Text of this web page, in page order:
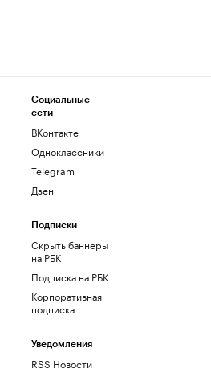
Социальные
сети
ВКонтакте
Одноклассники
Telegram
Дзен
Подписки
Скрыть баннеры
на РБК
Подписка на РБК
Корпоративная
подписка
Уведомления
RSS Новости